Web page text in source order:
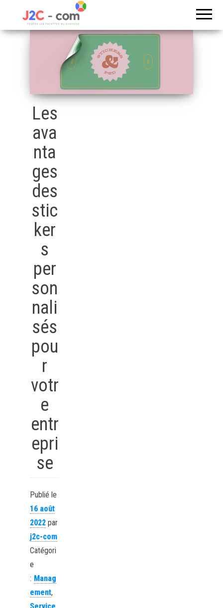
Les
ava
nta
ges
des
stic
ker
s
per
son
nali
sés
pou
r
votr
e
entr
epri
se
Publié le
16 août
2022par
j2c-com
Catégori
e
: Manag
ement,